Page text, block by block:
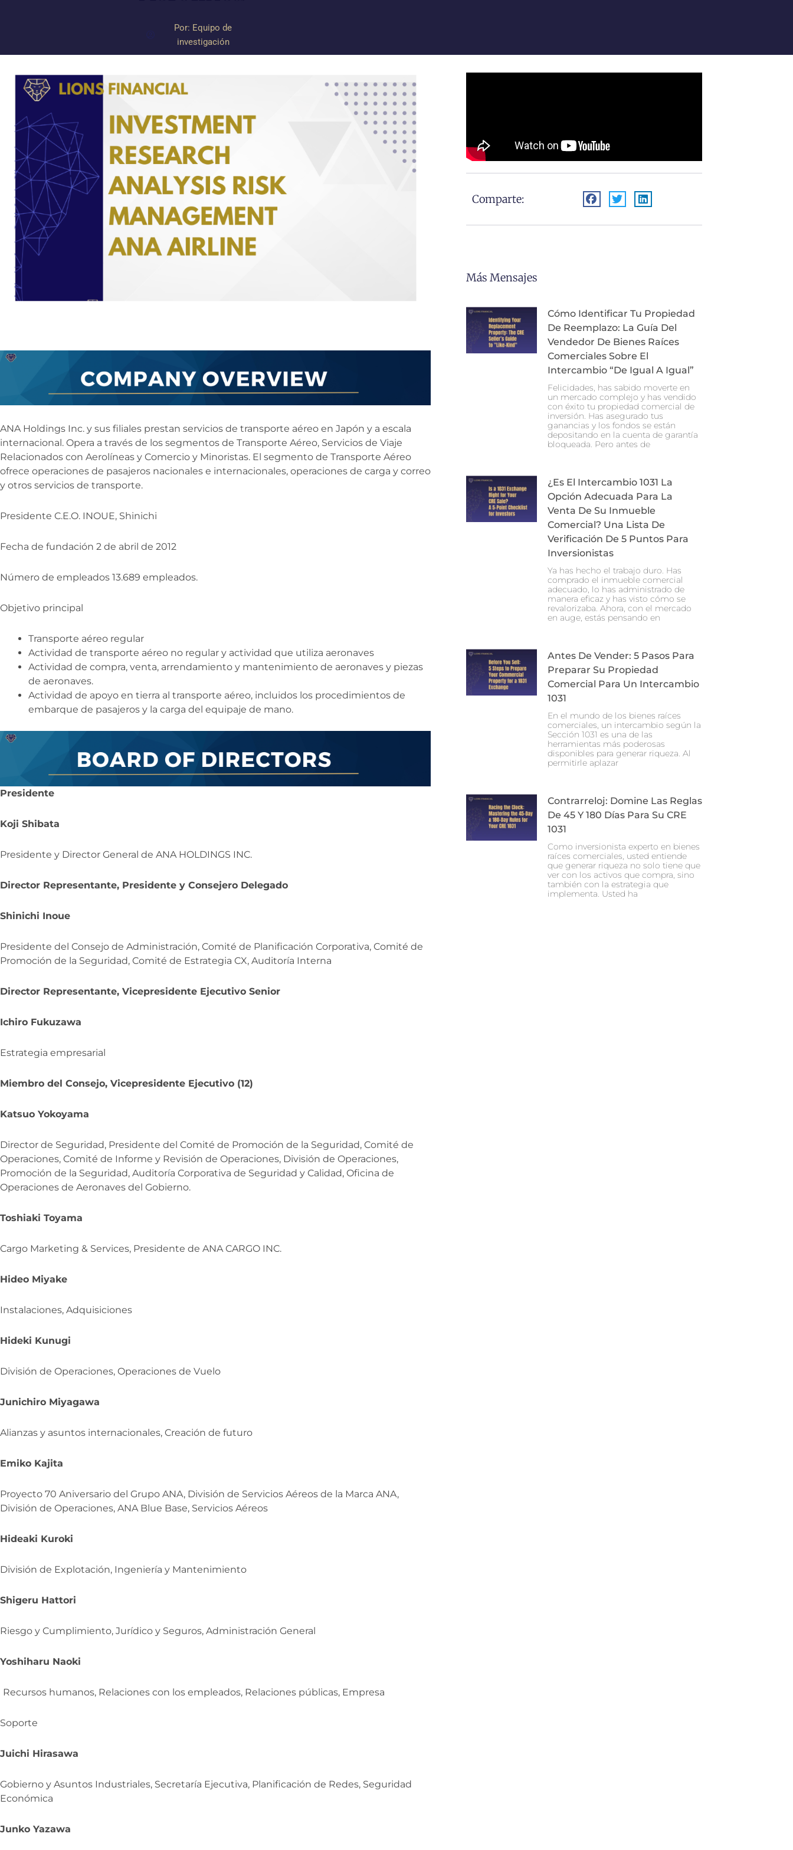
Por: Equipo de
investigación
ANA Holdings Inc. y sus filiales prestan servicios de transporte aéreo en Japón y a escala
internacional. Opera a través de los segmentos de Transporte Aéreo, Servicios de Viaje
Relacionados con Aerolíneas y Comercio y Minoristas. El segmento de Transporte Aéreo
ofrece operaciones de pasajeros nacionales e internacionales, operaciones de carga y correo
y otros servicios de transporte.
Presidente C.E.O. INOUE, Shinichi
Fecha de fundación 2 de abril de 2012
Número de empleados 13.689 empleados.
Objetivo principal
Transporte aéreo regular
Actividad de transporte aéreo no regular y actividad que utiliza aeronaves
Actividad de compra, venta, arrendamiento y mantenimiento de aeronaves y piezas
de aeronaves.
Actividad de apoyo en tierra al transporte aéreo, incluidos los procedimientos de
embarque de pasajeros y la carga del equipaje de mano.
Presidente
Koji Shibata
Presidente y Director General de ANA HOLDINGS INC.
Director Representante, Presidente y Consejero Delegado
Shinichi Inoue
Presidente del Consejo de Administración, Comité de Planificación Corporativa, Comité de
Promoción de la Seguridad, Comité de Estrategia CX, Auditoría Interna
Director Representante, Vicepresidente Ejecutivo Senior
Ichiro Fukuzawa
Estrategia empresarial
Miembro del Consejo, Vicepresidente Ejecutivo (12)
Katsuo Yokoyama
Director de Seguridad, Presidente del Comité de Promoción de la Seguridad, Comité de
Operaciones, Comité de Informe y Revisión de Operaciones, División de Operaciones,
Promoción de la Seguridad, Auditoría Corporativa de Seguridad y Calidad, Oficina de
Operaciones de Aeronaves del Gobierno.
Toshiaki Toyama
Cargo Marketing & Services, Presidente de ANA CARGO INC.
Hideo Miyake
Instalaciones, Adquisiciones
Hideki Kunugi
División de Operaciones, Operaciones de Vuelo
Junichiro Miyagawa
Alianzas y asuntos internacionales, Creación de futuro
Emiko Kajita
Proyecto 70 Aniversario del Grupo ANA, División de Servicios Aéreos de la Marca ANA,
División de Operaciones, ANA Blue Base, Servicios Aéreos
Hideaki Kuroki
División de Explotación, Ingeniería y Mantenimiento
Shigeru Hattori
Riesgo y Cumplimiento, Jurídico y Seguros, Administración General
Yoshiharu Naoki
Recursos humanos, Relaciones con los empleados, Relaciones públicas, Empresa
Soporte
Juichi Hirasawa
Gobierno y Asuntos Industriales, Secretaría Ejecutiva, Planificación de Redes, Seguridad
Económica
Junko Yazawa
Comparte:
Más Mensajes
Cómo Identificar Tu Propiedad
De Reemplazo: La Guía Del
Vendedor De Bienes Raíces
Comerciales Sobre El
Intercambio “de Igual A Igual”
Felicidades, has sabido moverte en
un mercado complejo y has vendido
con éxito tu propiedad comercial de
inversión. Has asegurado tus
ganancias y los fondos se están
depositando en la cuenta de garantía
bloqueada. Pero antes de
¿Es El Intercambio 1031 La
Opción Adecuada Para La
Venta De Su Inmueble
Comercial? Una Lista De
Verificación De 5 Puntos Para
Inversionistas
Ya has hecho el trabajo duro. Has
comprado el inmueble comercial
adecuado, lo has administrado de
manera eficaz y has visto cómo se
revalorizaba. Ahora, con el mercado
en auge, estás pensando en
Antes De Vender: 5 Pasos Para
Preparar Su Propiedad
Comercial Para Un Intercambio
1031
En el mundo de los bienes raíces
comerciales, un intercambio según la
Sección 1031 es una de las
herramientas más poderosas
disponibles para generar riqueza. Al
permitirle aplazar
Contrarreloj: Domine Las Reglas
De 45 Y 180 Días Para Su CRE
1031
Como inversionista experto en bienes
raíces comerciales, usted entiende
que generar riqueza no solo tiene que
ver con los activos que compra, sino
también con la estrategia que
implementa. Usted ha